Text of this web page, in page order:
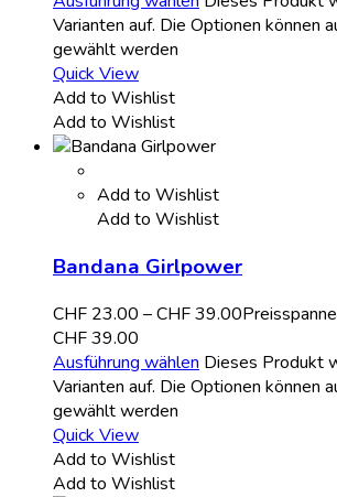
Varianten auf. Die Optionen können
gewählt werden
Quick View
Add to Wishlist
Add to Wishlist
Add to Wishlist
Add to Wishlist
Bandana Girlpower
CHF 23.00 –CHF39.00
CHF 39.00
Ausführung wählen Dieses Produkt
Varianten auf. Die Optionen können
gewählt werden
Quick View
Add to Wishlist
Add to Wishlist